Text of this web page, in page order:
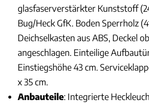
glasfaserverstärkter Kunststoff
Bug/Heck GfK. Boden Sperrholz
Deichselkasten aus ABS, Deckel
angeschlagen. Einteilige
Einstiegshöhe 43 cm.
x 35 cm.
Anbauteile: Integrierte